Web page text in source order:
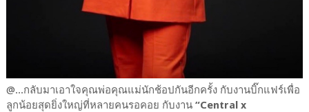
@...กลับมาเอาใจคุณพ่อคุณแม่นักช้อปกันอีกครั้ง กับงานบิ๊กแฟร์เพื่อ
ลูกน้อยสุดยิ่งใหญ่ที่หลายคนรอคอย กับงาน “Central x